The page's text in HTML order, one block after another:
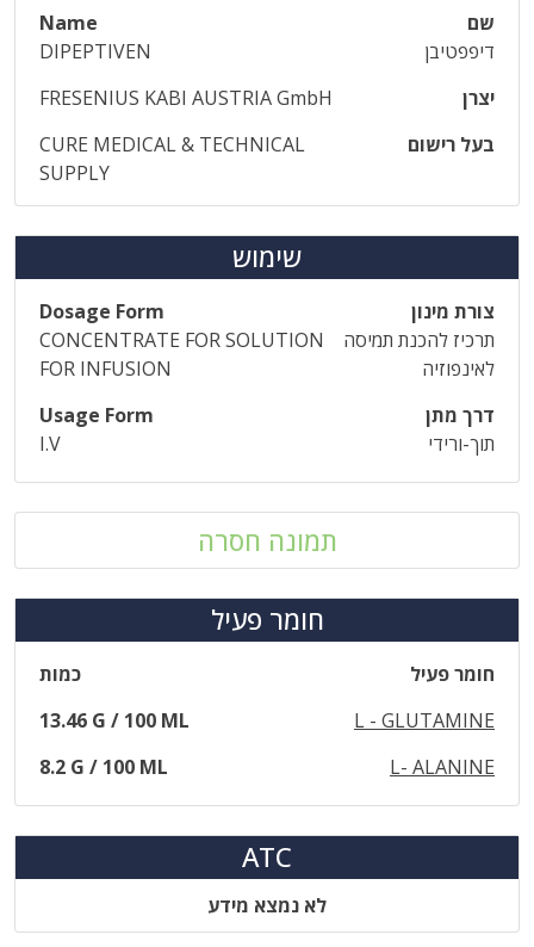
שם
Name
דיפפטיבן
DIPEPTIVEN
יצרן
FRESENIUS KABI AUSTRIA GmbH
בעל רישום
CURE MEDICAL & TECHNICAL
SUPPLY
שימוש
צורת מינון
Dosage Form
תרכיז להכנת תמיסה
לאינפוזיה
CONCENTRATE FOR SOLUTION
FOR INFUSION
דרך מתן
Usage Form
תוך-ורידי
I.V
תמונה חסרה
חומר פעיל
חומר פעיל
כמות
L - GLUTAMINE
13.46 G / 100 ML
L- ALANINE
8.2 G / 100 ML
ATC
לא נמצא מידע